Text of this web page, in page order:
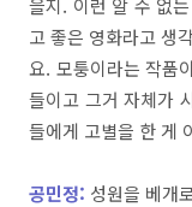
을지. 이런 알 수 없는
고좋은 영화라고생
요. 모퉁이라는 작품이
들이고 그거 자체가
들에게 고별을 한 게
공민정: 성원을 베개